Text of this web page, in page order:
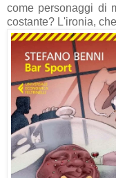
come personaggi di
costante? L'ironia,